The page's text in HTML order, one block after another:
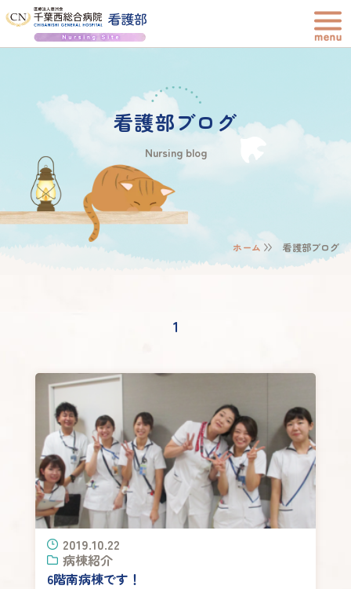
看護部ブログ
Nursing blog
ホーム 看護部ブログ
1
2019.10.22
病棟紹介
6階南病棟です！